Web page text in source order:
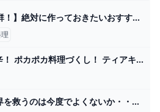
【コスパ抜群！】絶対に作っておきたいおすすめ料理ベスト５ 【ティアキン】【ゼルダの伝説 ティアーズ オブ ザ キングダム】 - YouTube
【ゼルダの伝説 #４】激辛！ ポカポカ料理づくし！ ティアキングルメ旅！【ティアキン】【ゆっくり実況】 - YouTube
料理！石堀り！冒険！世界を救うのは今度でよくないか・・・？【猫毛あむ】【ティアキン】 - YouTube